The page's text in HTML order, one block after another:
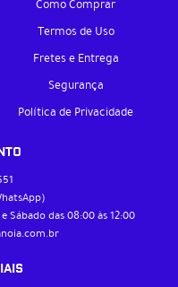
Como Comprar
Termos de Uso
Fretes e Entrega
Segurança
Política de Privacidade
Sábado das 08:00 às 12:00